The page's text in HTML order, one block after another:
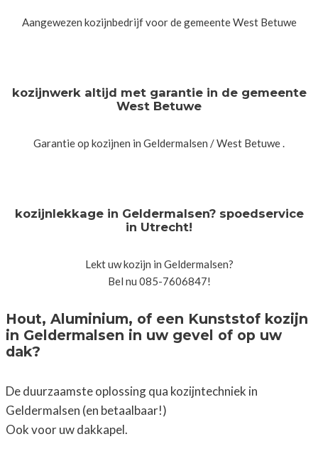
Aangewezen kozijnbedrijf voor de gemeente West Betuwe
kozijnwerk altijd met garantie in de gemeente
West Betuwe
Garantie op kozijnen in Geldermalsen / West Betuwe .
kozijnlekkage in Geldermalsen? spoedservice
in Utrecht!
Lekt uw kozijn in Geldermalsen?
Bel nu 085-7606847!
Hout, Aluminium, of een Kunststof kozijn
in Geldermalsen in uw gevel of op uw
dak?
De duurzaamste oplossing qua kozijntechniek in
Geldermalsen (en betaalbaar!)
Ook voor uw dakkapel.